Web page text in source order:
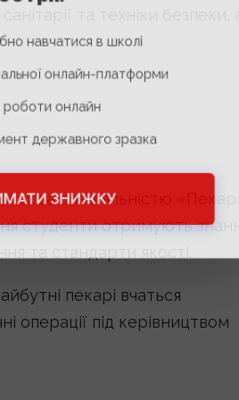
навчатися в школі
онлайн-платформи
роботи онлайн
державного зразка
та техніки безпеки, а
за спеціальністю «Пекар»
студенти отримують
та стандарти якості.
пекарі вчаться
операції під керівництвом